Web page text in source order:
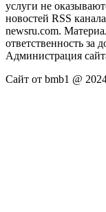
услуги не
новостей RSS
newsru.com.
ответственность за
Администрация
Сайт от bmb1 @